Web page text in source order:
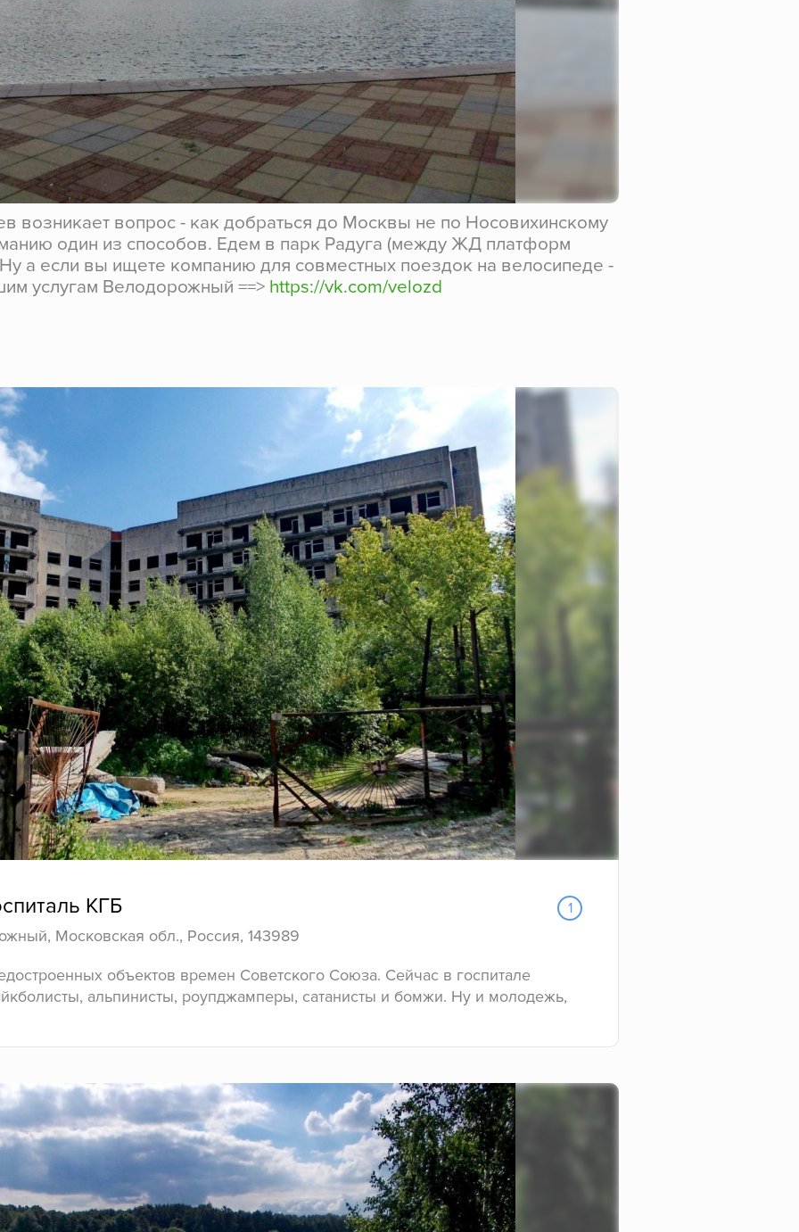
возникает вопрос - как добраться до Москвы не по Носовихинскому
один из способов. Едем в парк Радуга (между ЖД платформ
а если вы ищете компанию для совместных поездок на велосипеде -
услугам Велодорожный ==> https://vk.com/velozd
КГБ 1
Московская обл., Россия, 143989
объектов времен Советского Союза. Сейчас в госпитале
альпинисты, роупджамперы, сатанисты и бомжи. Ну и молодежь,